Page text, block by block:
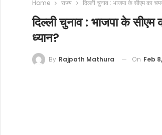
Home राज्य दिल्ली चुनाव : भाजपा के सीएम का
दिल्ली चुनाव : भाजपा के
ध्यान?
By Rajpath Mathura On Feb